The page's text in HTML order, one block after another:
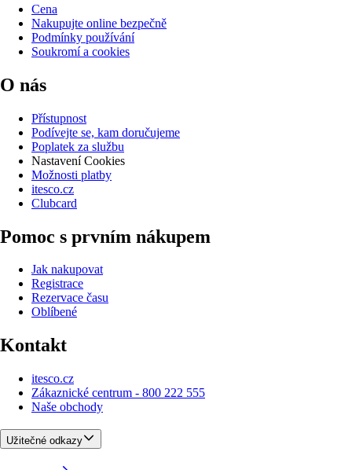
Cena
Nakupujte online bezpečně
Podmínky používání
Soukromí a cookies
O nás
Přístupnost
Podívejte se, kam doručujeme
Poplatek za službu
Nastavení Cookies
Možnosti platby
itesco.cz
Clubcard
Pomoc s prvním nákupem
Jak nakupovat
Registrace
Rezervace času
Oblíbené
Kontakt
itesco.cz
Zákaznické centrum - 800 222 555
Naše obchody
Užitečné odkazy